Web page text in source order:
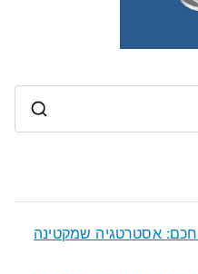
חכם: אסטרטגיה שמקטינה